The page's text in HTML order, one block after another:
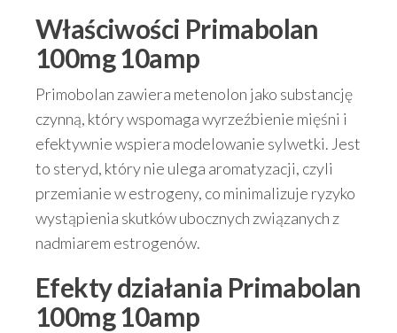
Właściwości Primabolan
100mg 10amp
Primobolan zawiera metenolon jako substancję
czynną, który wspomaga wyrzeźbienie mięśni i
efektywnie wspiera modelowanie sylwetki. Jest
to steryd, który nie ulega aromatyzacji, czyli
przemianie w estrogeny, co minimalizuje ryzyko
wystąpienia skutków ubocznych związanych z
nadmiarem estrogenów.
Efekty działania Primabolan
100mg 10amp